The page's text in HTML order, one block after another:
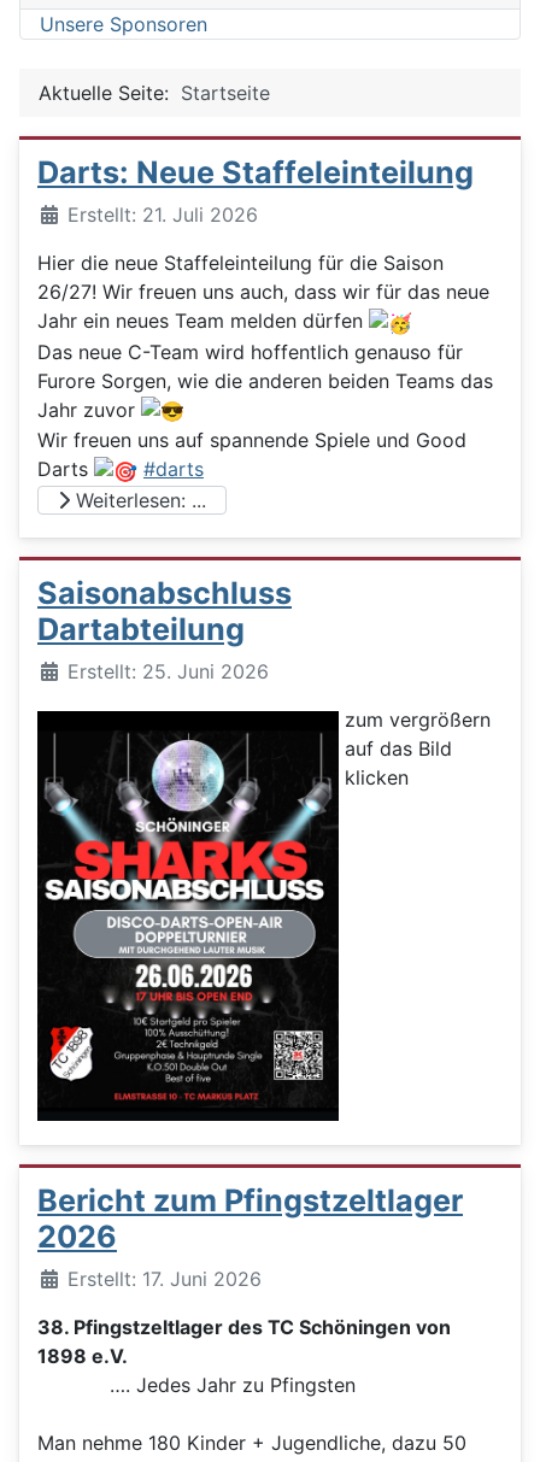
Unsere Sponsoren
Aktuelle Seite: Startseite
Darts: Neue Staffeleinteilung
DetailsErstellt: 21. Juli 2026
Hier die neue Staffeleinteilung für die Saison
26/27! Wir freuen uns auch, dass wir für das neue
Jahr ein neues Team melden dürfen
Das neue C-Team wird hoffentlich genauso für
Furore Sorgen, wie die anderen beiden Teams das
Jahr zuvor
Wir freuen uns auf spannende Spiele und Good
Darts
#darts
Weiterlesen: ...
Saisonabschluss
Dartabteilung
DetailsErstellt: 25. Juni 2026
zum vergrößern
auf das Bild
klicken
Bericht zum Pfingstzeltlager
2026
DetailsErstellt: 17. Juni 2026
38. Pfingstzeltlager des TC Schöningen von
1898 e.V.
…. Jedes Jahr zu Pfingsten
Man nehme 180 Kinder + Jugendliche, dazu 50